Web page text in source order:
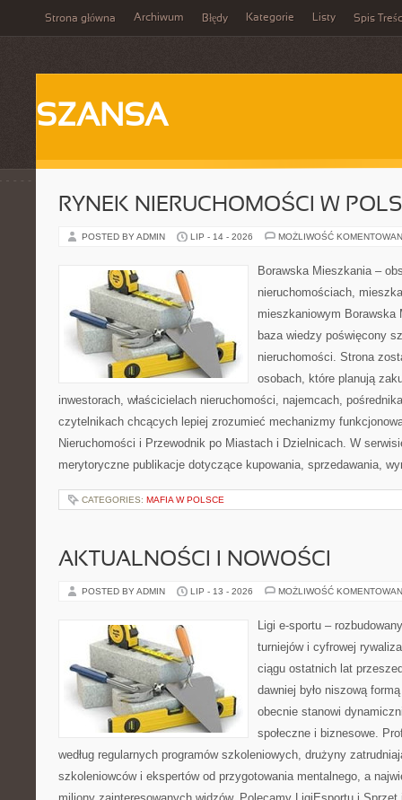
Strona główna Archiwum Błędy Kategorie Listy Spis
SZANSA
RYNEK NIERUCHOMOŚCI W
POSTED BY ADMIN LIP - 14 - 2026 MOŻLIWOŚĆ
Borawska Mieszkania –
nieruchomościach,
mieszkaniowym Borawska
baza wiedzy poświęcony
nieruchomości. Strona
osobach, które planują
inwestorach, właścicielach nieruchomości, najemcach,
czytelnikach chcących lepiej zrozumieć mechanizmy
Nieruchomości i Przewodnik po Miastach i Dzielnicach. W
merytoryczne publikacje dotyczące kupowania, sprzedawania,
CATEGORIES: MAFIA W POLSCE
AKTUALNOŚCI I NOWOŚCI
POSTED BY ADMIN LIP - 13 - 2026 MOŻLIWOŚĆ
Ligi e-sportu –
turniejów i cyfrowej
ciągu ostatnich lat
dawniej było niszową
obecnie stanowi
społeczne i biznesowe.
według regularnych programów szkoleniowych, drużyny
szkoleniowców i ekspertów od przygotowania mentalnego, a